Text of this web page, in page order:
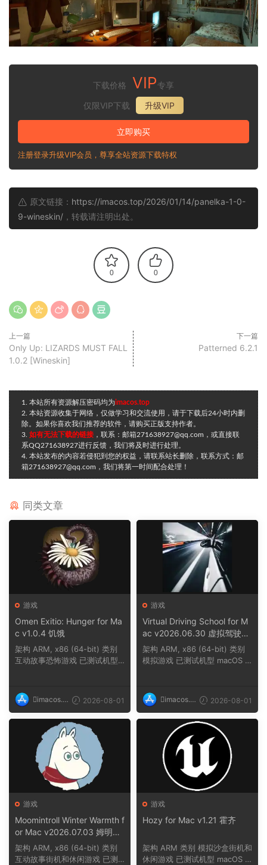
下载价格 VIP专享
仅限VIP下载
升级VIP
立即购买
注册登录升级VIP会员，尊享全站资源下载特权
原文链接： https://imacos.top/2026/01/14/panelka-1-0-
9-wineskin/ ，转载请注明出处。
0 0
上一篇
Only Up: LIZARDS MUST FALL
1.0.2 [Wineskin]
下一篇
Patterned 6.2.1
1. 本站所有资源解压密码均为imacos.top
2. 本站资源收集于网络，仅做学习和交流使用，请于下载后24小时内删
除。如果你喜欢我们推荐的软件，请购买正版支持作者。
3. 如有无法下载的链接 ，联系：邮箱271638927@qq.com，或直接联
系QQ271638927进行反馈，我们将及时进行处理。
4. 本站发布的内容若侵犯到您的权益，请联系站长删除，联系方式：邮
箱271638927@qq.com，我们将第一时间配合处理！
同类文章
游戏
Omen Exitio: Hunger for Ma
c v1.0.4 饥饿
架构 ARM, x86 (64-bit) 类别
互动故事恐怖游戏 已测试机型
imacos.t
op
2026-08-01
游戏
Virtual Driving School for M
ac v2026.06.30 虚拟驾驶学
校
架构 ARM, x86 (64-bit) 类别
模拟游戏 已测试机型 macOS T
imacos.t
op
2026-08-01
游戏
Moomintroll Winter Warmth f
or Mac v2026.07.03 姆明冬
日暖阳
架构 ARM, x86 (64-bit) 类别
互动故事街机和休闲游戏 已测
游戏
Hozy for Mac v1.21 霍齐
架构 ARM 类别 模拟沙盒街机和
休闲游戏 已测试机型 macOS T